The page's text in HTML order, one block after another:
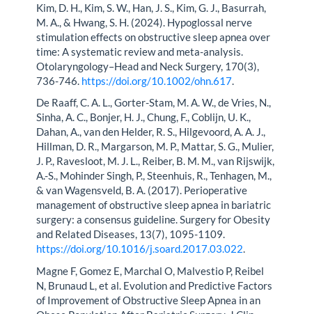
Kim, D. H., Kim, S. W., Han, J. S., Kim, G. J., Basurrah,
M. A., & Hwang, S. H. (2024). Hypoglossal nerve
stimulation effects on obstructive sleep apnea over
time: A systematic review and meta-analysis.
Otolaryngology–Head and Neck Surgery, 170(3),
736-746. https://doi.org/10.1002/ohn.617
De Raaff, C. A. L., Gorter-Stam, M. A. W., de Vries, N.,
Sinha, A. C., Bonjer, H. J., Chung, F., Coblijn, U. K.,
Dahan, A., van den Helder, R. S., Hilgevoord, A. A. J.,
Hillman, D. R., Margarson, M. P., Mattar, S. G., Mulier,
J. P., Ravesloot, M. J. L., Reiber, B. M. M., van Rijswijk,
A.-S., Mohinder Singh, P., Steenhuis, R., Tenhagen, M.,
& van Wagensveld, B. A. (2017). Perioperative
management of obstructive sleep apnea in bariatric
surgery: a consensus guideline. Surgery for Obesity
and Related Diseases, 13(7), 1095-1109.
https://doi.org/10.1016/j.soard.2017.03.022.
Magne F, Gomez E, Marchal O, Malvestio P, Reibel
N, Brunaud L, et al. Evolution and Predictive Factors
of Improvement of Obstructive Sleep Apnea in an